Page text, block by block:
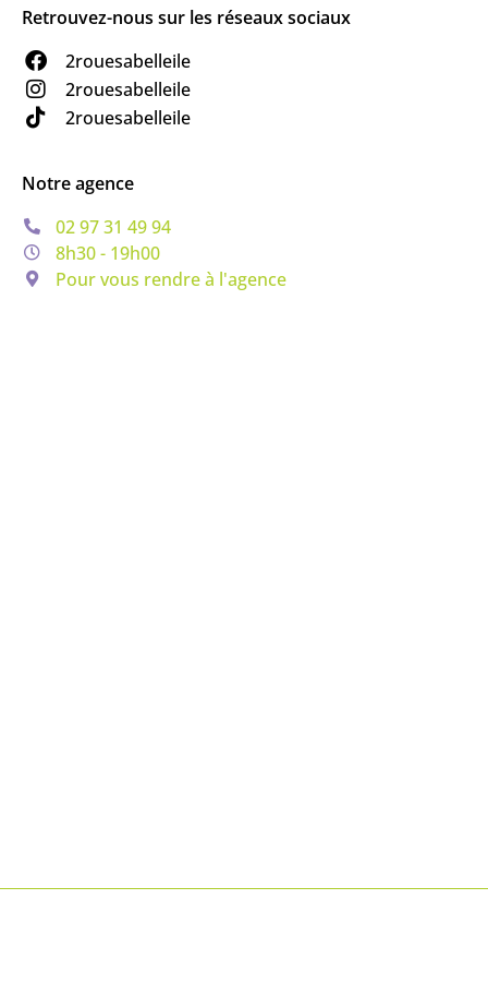
Retrouvez-nous sur les réseaux sociaux
2rouesabelleile
2rouesabelleile
2rouesabelleile
Notre agence
02 97 31 49 94
8h30 - 19h00
Pour vous rendre à l'agence